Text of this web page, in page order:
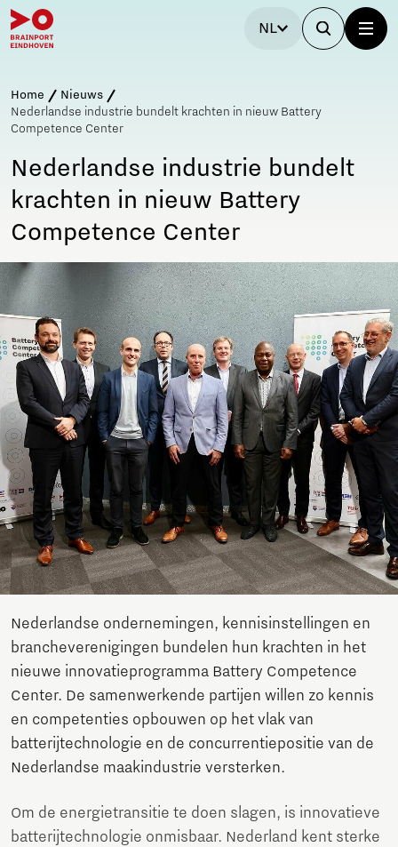
NL
Home
Nieuws
Nederlandse industrie bundelt krachten in nieuw Battery
Competence Center
Nederlandse industrie bundelt
krachten in nieuw Battery
Competence Center
Nederlandse ondernemingen, kennisinstellingen en
brancheverenigingen bundelen hun krachten in het
nieuwe innovatieprogramma Battery Competence
Center. De samenwerkende partijen willen zo kennis
en competenties opbouwen op het vlak van
batterijtechnologie en de concurrentiepositie van de
Nederlandse maakindustrie versterken.
Om de energietransitie te doen slagen, is innovatieve
batterijtechnologie onmisbaar. Nederland kent sterke